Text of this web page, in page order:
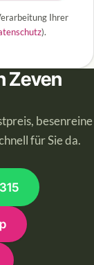
Ihrer
).
Zeven
besenreine
für Sie da.